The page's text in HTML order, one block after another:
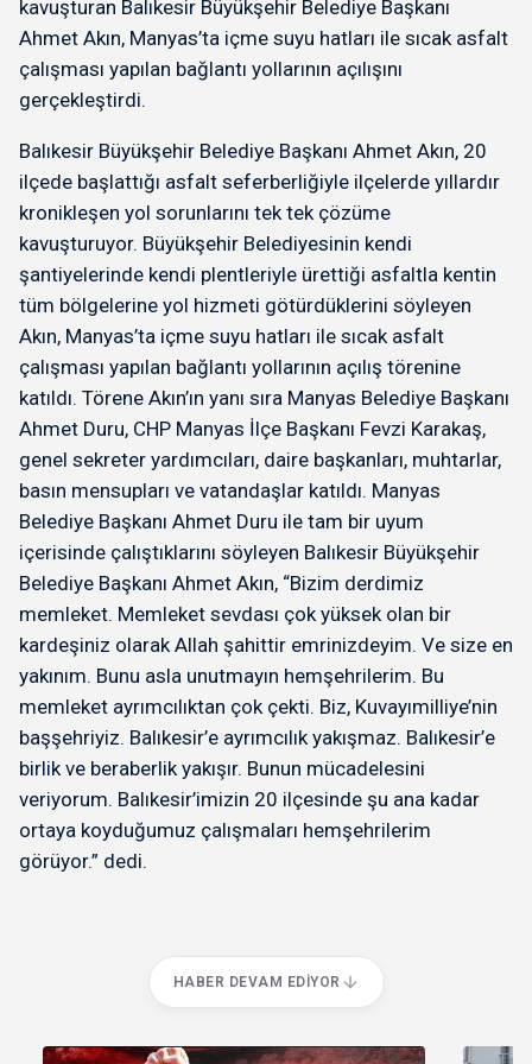
kavuşturan Balıkesir Büyükşehir Belediye Başkanı
Ahmet Akın, Manyas’ta içme suyu hatları ile sıcak asfalt
çalışması yapılan bağlantı yollarının açılışını
gerçekleştirdi.
Balıkesir Büyükşehir Belediye Başkanı Ahmet Akın, 20
ilçede başlattığı asfalt seferberliğiyle ilçelerde yıllardır
kronikleşen yol sorunlarını tek tek çözüme
kavuşturuyor. Büyükşehir Belediyesinin kendi
şantiyelerinde kendi plentleriyle ürettiği asfaltla kentin
tüm bölgelerine yol hizmeti götürdüklerini söyleyen
Akın, Manyas’ta içme suyu hatları ile sıcak asfalt
çalışması yapılan bağlantı yollarının açılış törenine
katıldı. Törene Akın’ın yanı sıra Manyas Belediye Başkanı
Ahmet Duru, CHP Manyas İlçe Başkanı Fevzi Karakaş,
genel sekreter yardımcıları, daire başkanları, muhtarlar,
basın mensupları ve vatandaşlar katıldı. Manyas
Belediye Başkanı Ahmet Duru ile tam bir uyum
içerisinde çalıştıklarını söyleyen Balıkesir Büyükşehir
Belediye Başkanı Ahmet Akın, “Bizim derdimiz
memleket. Memleket sevdası çok yüksek olan bir
kardeşiniz olarak Allah şahittir emrinizdeyim. Ve size en
yakınım. Bunu asla unutmayın hemşehrilerim. Bu
memleket ayrımcılıktan çok çekti. Biz, Kuvayımilliye’nin
başşehriyiz. Balıkesir’e ayrımcılık yakışmaz. Balıkesir’e
birlik ve beraberlik yakışır. Bunun mücadelesini
veriyorum. Balıkesir’imizin 20 ilçesinde şu ana kadar
ortaya koyduğumuz çalışmaları hemşehrilerim
görüyor.” dedi.
HABER DEVAM EDIYOR